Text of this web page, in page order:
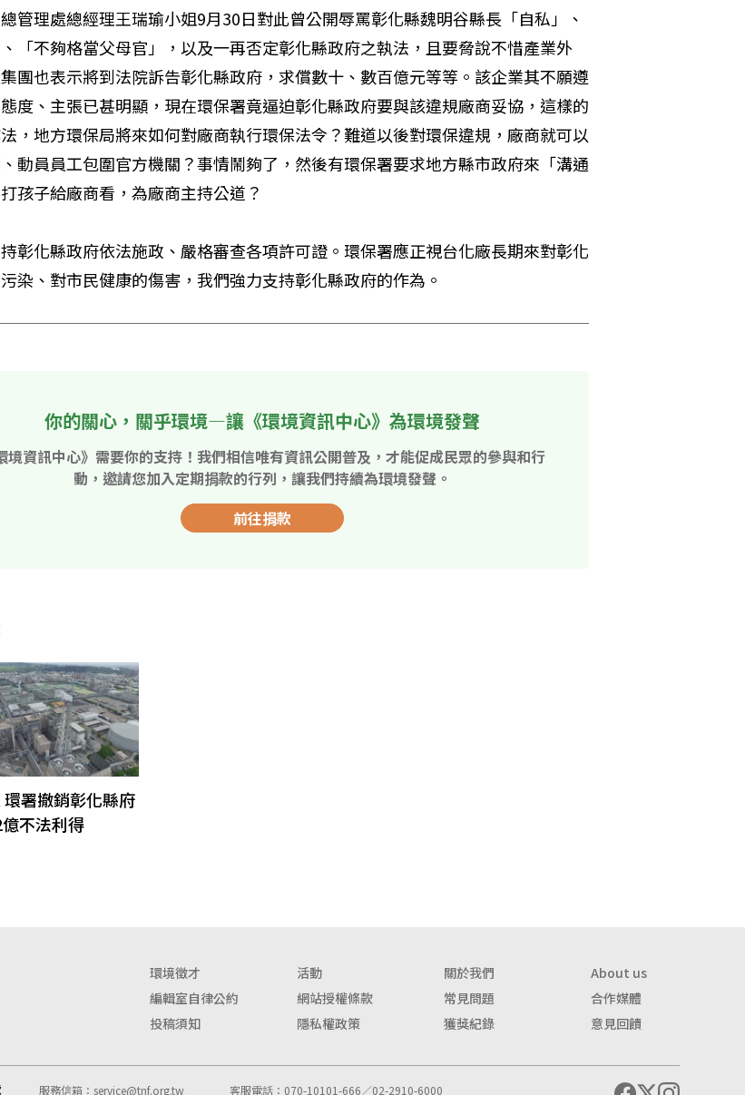
管理處總經理王瑞瑜小姐9月30日對此曾公開辱罵彰化縣魏明谷縣長「自私」、
、「不夠格當父母官」，以及一再否定彰化縣政府之執法，且要脅說不惜產業外
團也表示將到法院訴告彰化縣政府，求償數十、數百億元等等。該企業其不願遵
度、主張已甚明顯，現在環保署竟逼迫彰化縣政府要與該違規廠商妥協，這樣的
，地方環保局將來如何對廠商執行環保法令？難道以後對環保違規，廠商就可以
動員員工包圍官方機關？事情鬧夠了，然後有環保署要求地方縣市政府來「溝通
孩子給廠商看，為廠商主持公道？
彰化縣政府依法施政、嚴格審查各項許可證。環保署應正視台化廠長期來對彰化
染、對市民健康的傷害，我們強力支持彰化縣政府的作為。
你的關心，關乎環境—讓《環境資訊中心》為環境發聲
境資訊中心》需要你的支持！我們相信唯有資訊公開普及，才能促成民眾的參與和行
動，邀請您加入定期捐款的行列，讓我們持續為環境發聲。
前往捐款
署撤銷彰化縣府
不法利得
環境徵才 活動 關於我們
About us
編輯室自律公約
網站授權條款 常見問題
合作媒體
投稿須知
隱私權政策 獲獎紀錄 意見回饋
服務信箱： service@tnf.org.tw 客服電話：070-10101-666／02-2910-6000